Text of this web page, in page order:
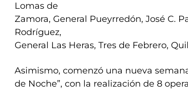
Lomas de
Zamora, General Pueyrredón, José C.
Rodríguez,
General Las Heras, Tres de Febrero,
Asimismo, comenzó una nueva
de Noche”, con la realización de 8